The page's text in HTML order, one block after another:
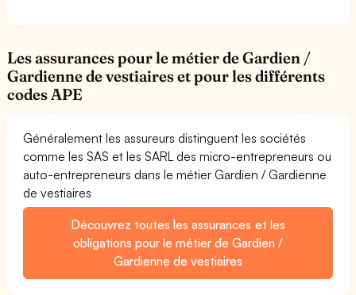
Les assurances pour le métier de Gardien /
Gardienne de vestiaires et pour les différents
codes APE
Généralement les assureurs distinguent les sociétés
comme les SAS et les SARL des micro-entrepreneurs ou
auto-entrepreneurs dans le métier Gardien / Gardienne
de vestiaires
Découvrez toutes les assurances et les
obligations pour le métier de Gardien /
Gardienne de vestiaires